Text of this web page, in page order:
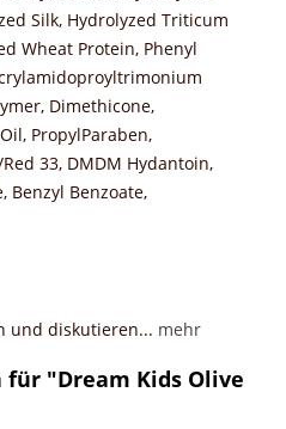
Silk, Hydrolyzed Triticum
Wheat Protein, Phenyl
Dimethicone,
PropylParaben,
33, DMDM Hydantoin,
Benzyl Benzoate,
und diskutieren... mehr
"Dream Kids Olive